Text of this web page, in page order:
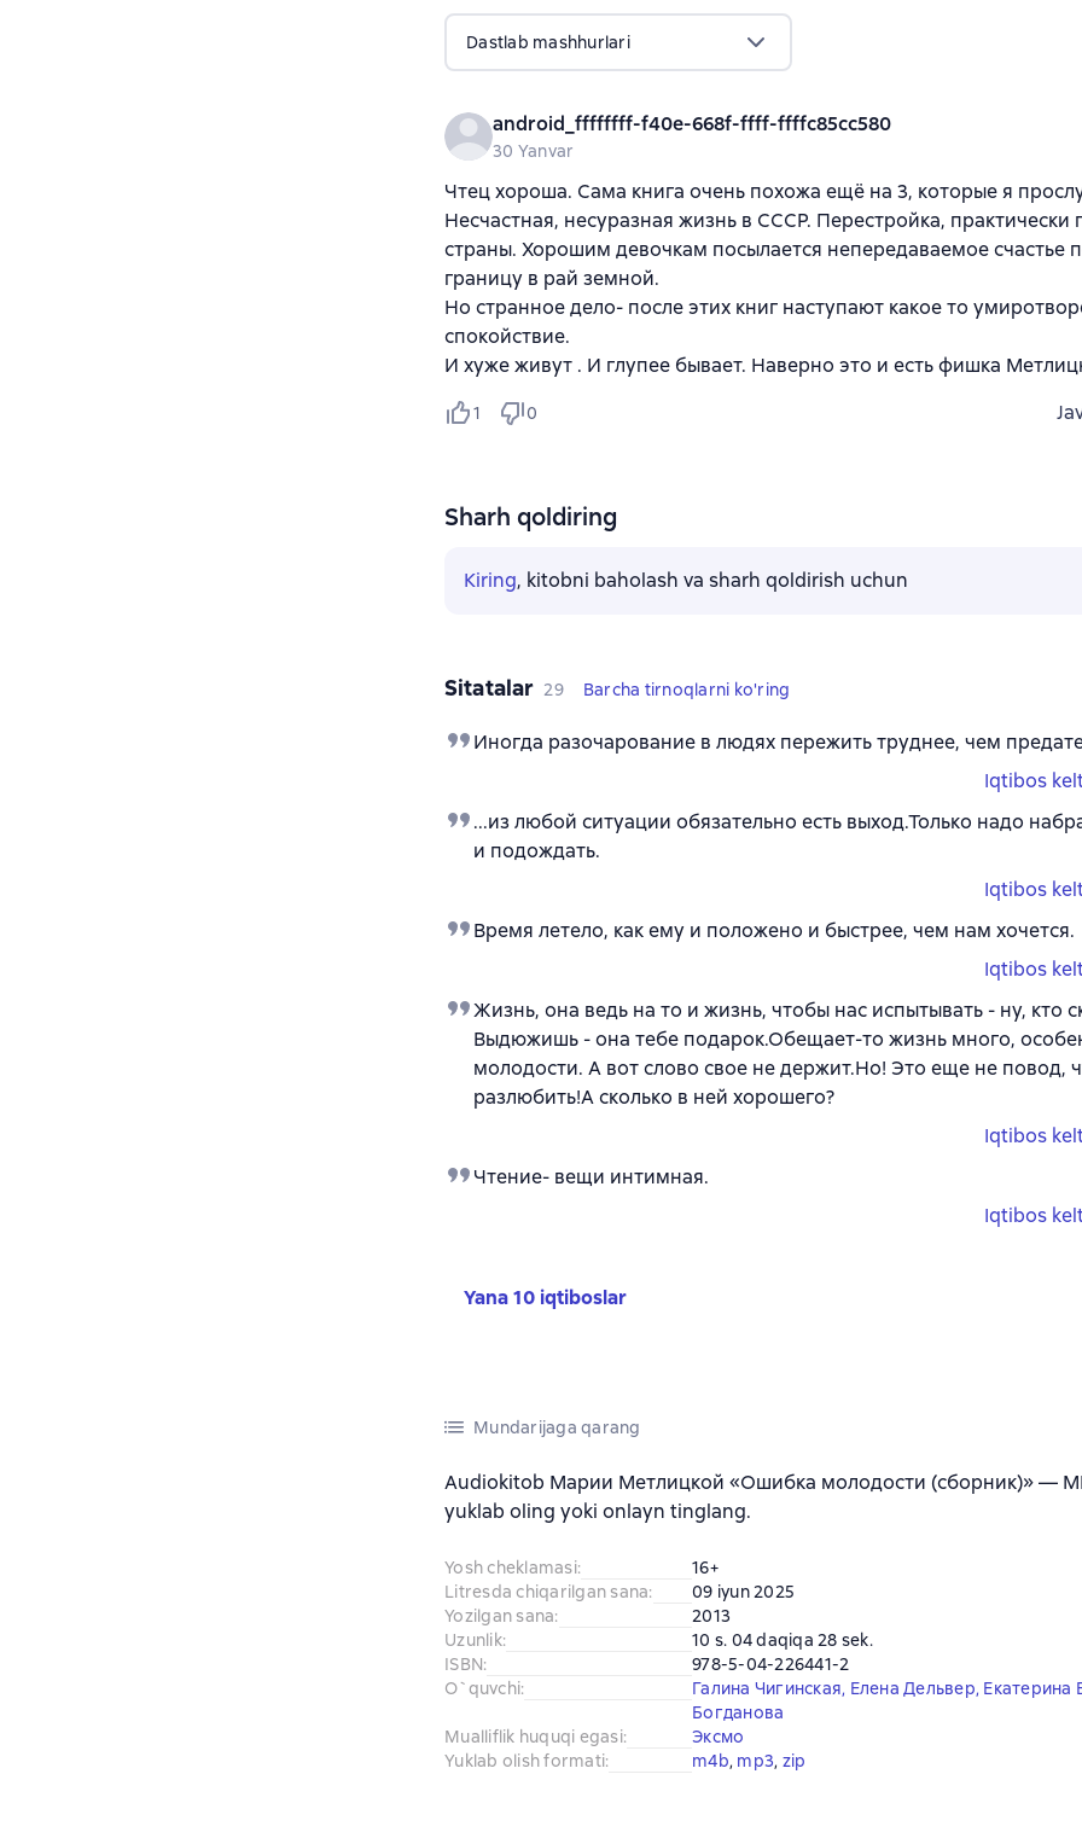
Dastlab mashhurlari
android_ffffffff-f40e-668f-ffff-ffffc85cc580
30 Yanvar
Чтец хороша. Сама книга очень похожа ещё на 3, которые я
Несчастная, несуразная жизнь в СССР. Перестройка, практически
страны. Хорошим девочкам посылается непередаваемое счастье
границу в рай земной.
Но странное дело- после этих книг наступают какое то
спокойствие.
И хуже живут . И глупее бывает. Наверно это и есть фишка
1 0
Sharh qoldiring
Kiring, kitobni baholash va sharh qoldirish uchun
Sitatalar 29 Barcha tirnoqlarni ko'ring
Иногда разочарование в людях пережить труднее, чем
Iqtibos
...из любой ситуации обязательно есть выход.Только надо
и подождать.
Iqtibos
Время летело, как ему и положено и быстрее, чем нам хочется.
Iqtibos
Жизнь, она ведь на то и жизнь, чтобы нас испытывать - ну, кто
Выдюжишь - она тебе подарок.Обещает-то жизнь много,
молодости. А вот слово свое не держит.Но! Это еще не повод,
разлюбить!А сколько в ней хорошего?
Iqtibos
Чтение- вещи интимная.
Iqtibos
Yana 10 iqtiboslar
Mundarijaga qarang
Audiokitob Марии Метлицкой «Ошибка молодости (сборник)» —
yuklab oling yoki onlayn tinglang.
Yosh cheklamasi:
16+
Litresda chiqarilgan sana:
09 iyun 2025
Yozilgan sana:
2013
Uzunlik:
10 s. 04 daqiqa 28 sek.
ISBN:
978-5-04-226441-2
O`quvchi: Галина Чигинская, Елена Дельвер, Екатерина
Богданова
Mualliflik huquqi egasi:
Эксмо
Yuklab olish formati: m4b, mp3, zip